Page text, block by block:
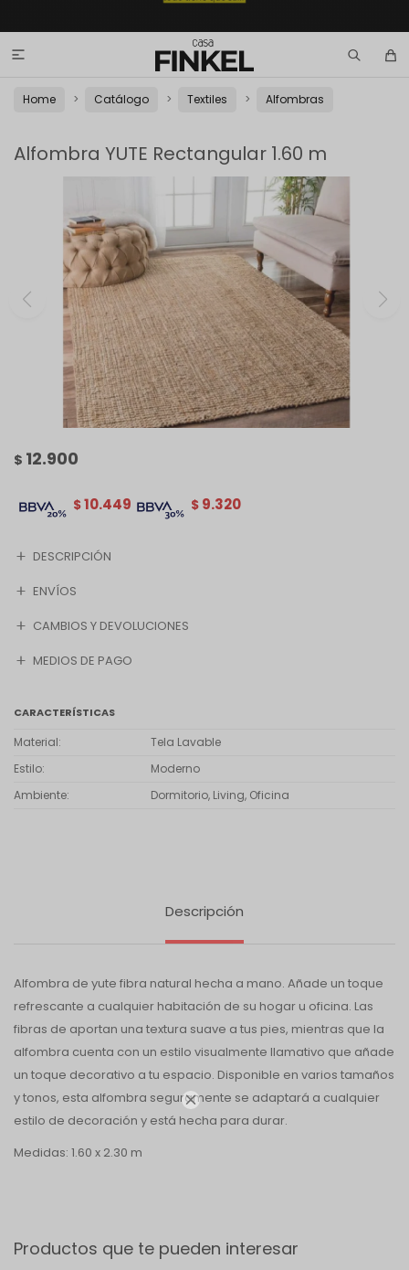


Home Catálogo Textiles Alfombras
Alfombra YUTE Rectangular 1.60 m
$ 12.900
$ 9.320
$10.449
DESCRIPCIÓN
ENVÍOS
CAMBIOS Y DEVOLUCIONES
MEDIOS DE PAGO
CARACTERÍSTICAS
Material
Tela Lavable
Estilo
Moderno
Ambiente
Dormitorio, Living, Oficina
Descripción
Alfombra de yute fibra natural hecha a mano. Añade un toque
refrescante a cualquier habitación de su hogar u oficina. Las
fibras de aportan una textura suave a tus pies, mientras que la
alfombra cuenta con un estilo visualmente llamativo que añade
un toque decorativo a tu espacio. Disponible en varios tamaños
y tonos, esta alfombra seguramente se adaptará a cualquier
estilo de decoración y está hecha para durar.
Medidas: 1.60 x 2.30 m
Productos que te pueden interesar